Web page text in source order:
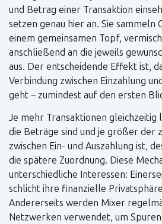
und Betrag einer Transaktion
setzen genau hier an. Sie sammeln
einem gemeinsamen Topf,
anschließend an die jeweils
aus. Der entscheidende Effekt ist,
Verbindung zwischen Einzahlung
geht – zumindest auf den ersten
Je mehr Transaktionen gleichzeitig
die Beträge sind und je größer der
zwischen Ein- und Auszahlung ist,
die spätere Zuordnung. Diese
unterschiedliche Interessen:
schlicht ihre finanzielle
Andererseits werden Mixer
Netzwerken verwendet, um